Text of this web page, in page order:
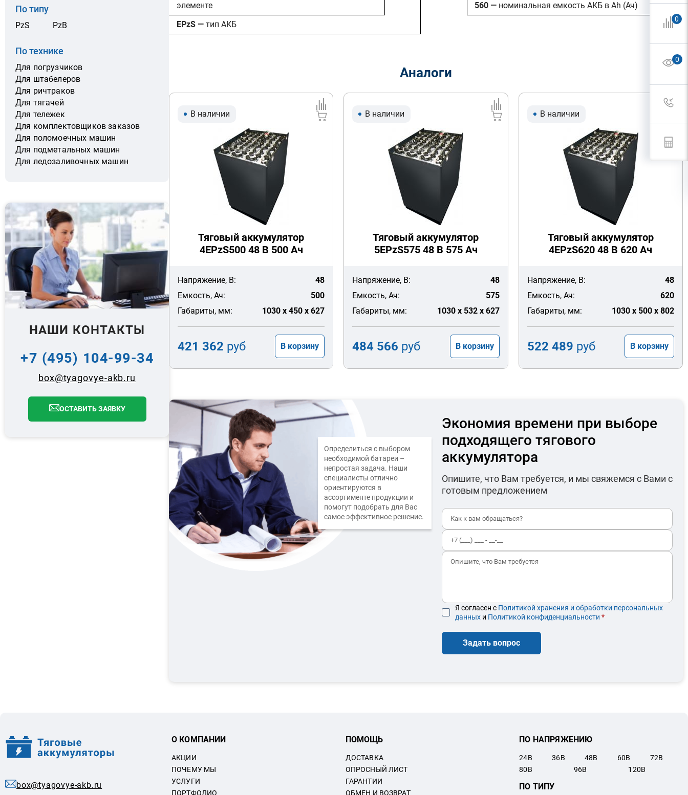
По типу
PzS PzB
По технике
Для погрузчиков
Для штабелеров
Для ричтраков
Для тягачей
Для тележек
Для комплектовщиков заказов
Для поломоечных машин
Для подметальных машин
Для ледозаливочных машин
НАШИ КОНТАКТЫ
+7 (495) 104-99-34
box@tyagovye-akb.ru
ОСТАВИТЬ ЗАЯВКУ
элементе
560 — номинальная емкость АКБ в Ah (Ач)
EPzS — тип АКБ
Аналоги
В наличии
Тяговый аккумулятор
4EPzS500 48 В 500 Ач
Напряжение, В:
48
Емкость, Ач:
500
Габариты, мм:
1030 x 450 x 627
421 362 руб В корзину
В наличии
Тяговый аккумулятор
5EPzS575 48 В 575 Ач
Напряжение, В:
48
Емкость, Ач:
575
Габариты, мм:
1030 x 532 x 627
484 566 руб В корзину
В наличии
Тяговый аккумулятор
4EPzS620 48 В 620 Ач
Напряжение, В:
48
Емкость, Ач:
620
Габариты, мм:
1030 x 500 x 802
522 489 руб В корзину
Определиться с выбором
необходимой батареи –
непростая задача. Наши
специалисты отлично
ориентируются в
ассортименте продукции и
помогут подобрать для Вас
самое эффективное решение.
Экономия времени при выборе
подходящего тягового
аккумулятора
Опишите, что Вам требуется, и мы свяжемся с Вами с
готовым предложением
Я согласен с Политикой хранения и обработки персональных
данных и Политикой конфиденциальности *
Задать вопрос
box@tyagovye-akb.ru
О КОМПАНИИ
АКЦИИ
ПОЧЕМУ МЫ
УСЛУГИ
ПОРТФОЛИО
ПОМОЩЬ
ДОСТАВКА
ОПРОСНЫЙ ЛИСТ
ГАРАНТИИ
ОБМЕН И ВОЗВРАТ
ПО НАПРЯЖЕНИЮ
24В 36В 48В 60В 72В
80В 96В 120В
ПО ТИПУ
0
0